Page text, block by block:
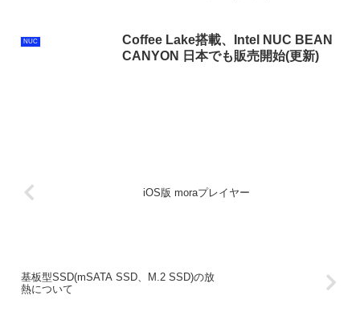
NUC
Coffee Lake搭載、Intel NUC BEAN
CANYON 日本でも販売開始(更新)
iOS版 moraプレイヤー
基板型SSD(mSATA SSD、M.2 SSD)の放
熱について